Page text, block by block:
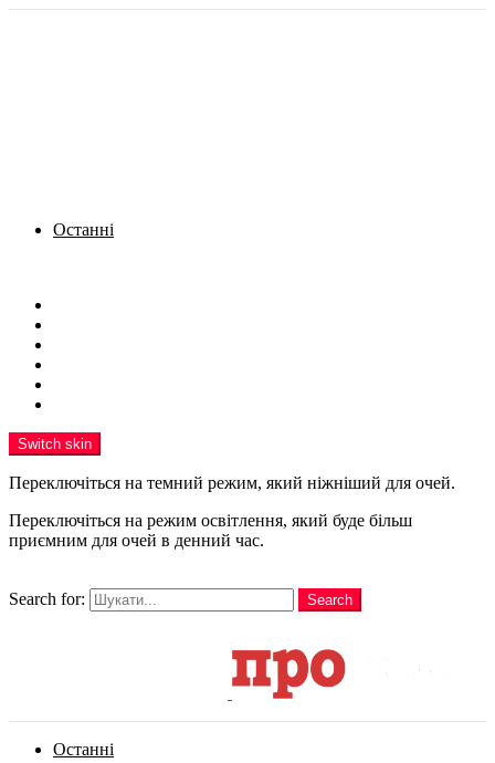
Останні
Switch skin
Переключіться на темний режим, який ніжніший для очей.
Переключіться на режим освітлення, який буде більш
приємним для очей в денний час.
Search for:
Search
Останні